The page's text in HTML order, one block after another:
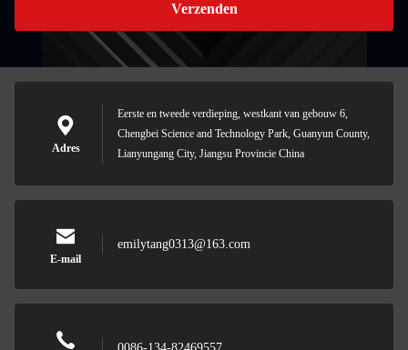
Verzenden
Adres
Eerste en tweede verdieping, westkant van gebouw 6,
Chengbei Science and Technology Park, Guanyun County,
Lianyungang City, Jiangsu Provincie China
E-mail
emilytang0313@163.com